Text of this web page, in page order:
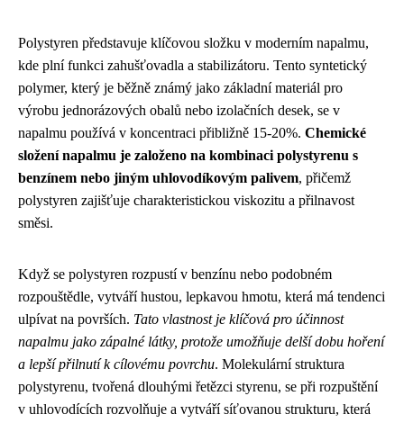
Polystyren představuje klíčovou složku v moderním napalmu,
kde plní funkci zahušťovadla a stabilizátoru. Tento syntetický
polymer, který je běžně známý jako základní materiál pro
výrobu jednorázových obalů nebo izolačních desek, se v
napalmu používá v koncentraci přibližně 15-20%. Chemické
složení napalmu je založeno na kombinaci polystyrenu s
benzínem nebo jiným uhlovodíkovým palivem, přičemž
polystyren zajišťuje charakteristickou viskozitu a přilnavost
směsi.
Když se polystyren rozpustí v benzínu nebo podobném
rozpouštědle, vytváří hustou, lepkavou hmotu, která má tendenci
ulpívat na površích. Tato vlastnost je klíčová pro účinnost
napalmu jako zápalné látky, protože umožňuje delší dobu hoření
a lepší přilnutí k cílovému povrchu. Molekulární struktura
polystyrenu, tvořená dlouhými řetězci styrenu, se při rozpuštění
v uhlovodících rozvolňuje a vytváří síťovanou strukturu, která